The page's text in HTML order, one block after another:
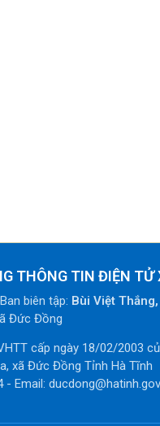
THÔNG TIN ĐIỆN TỬ
biên tập: Bùi Việt
Đức Đồng
cấp ngày 18/02/2003
xã Đức Đồng Tỉnh Hà Tĩnh
Email: